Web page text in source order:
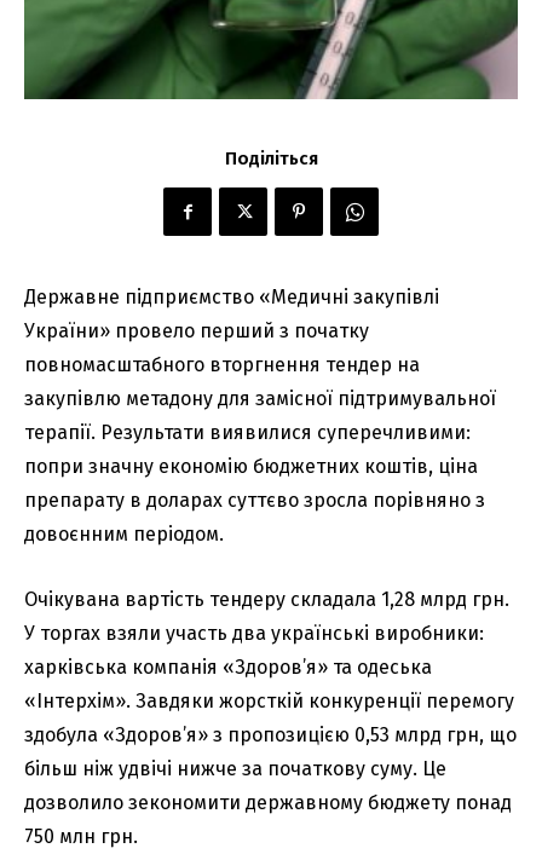
Поділіться
Державне підприємство «Медичні закупівлі
України» провело перший з початку
повномасштабного вторгнення тендер на
закупівлю метадону для замісної підтримувальної
терапії. Результати виявилися суперечливими:
попри значну економію бюджетних коштів, ціна
препарату в доларах суттєво зросла порівняно з
довоєнним періодом.
Очікувана вартість тендеру складала 1,28 млрд грн.
У торгах взяли участь два українські виробники:
харківська компанія «Здоров’я» та одеська
«Інтерхім». Завдяки жорсткій конкуренції перемогу
здобула «Здоров’я» з пропозицією 0,53 млрд грн, що
більш ніж удвічі нижче за початкову суму. Це
дозволило зекономити державному бюджету понад
750 млн грн.